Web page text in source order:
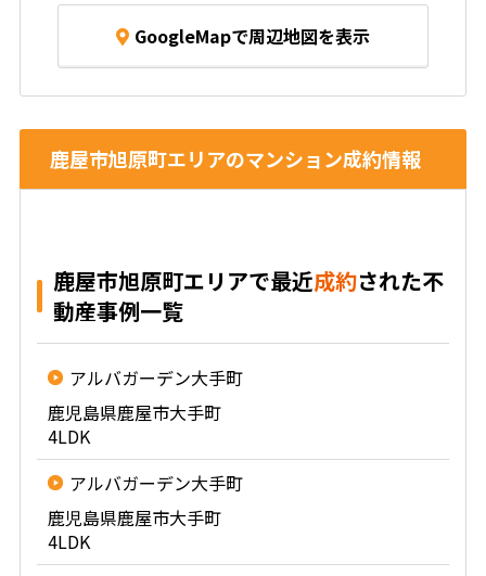
GoogleMapで周辺地図を表示
鹿屋市旭原町エリアのマンション成約情報
鹿屋市旭原町エリアで最近成約された不
動産事例一覧
アルバガーデン大手町
鹿児島県鹿屋市大手町
4LDK
アルバガーデン大手町
鹿児島県鹿屋市大手町
4LDK